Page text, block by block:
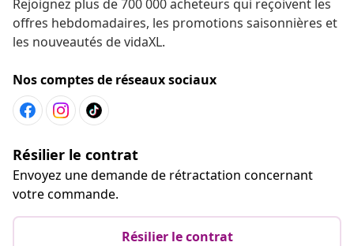
Rejoignez plus de 700 000 acheteurs qui reçoivent les
offres hebdomadaires, les promotions saisonnières et
les nouveautés de vidaXL.
Nos comptes de réseaux sociaux
Résilier le contrat
Envoyez une demande de rétractation concernant
votre commande.
Résilier le contrat